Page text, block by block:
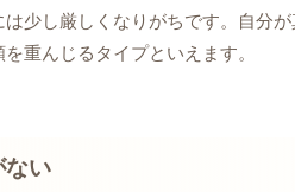
少し厳しくなりがちです。自分
重んじるタイプといえます。
ない